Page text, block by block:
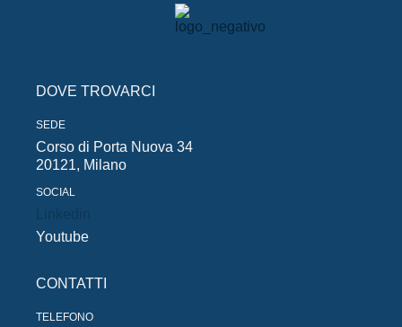
DOVE TROVARCI
SEDE
Corso di Porta Nuova 34
20121, Milano
SOCIAL
Youtube
CONTATTI
TELEFONO